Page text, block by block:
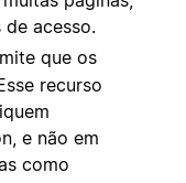
acesso.
que os
recurso
e não em
como